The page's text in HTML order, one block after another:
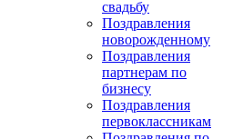
свадьбу
Поздравления
новорожденному
Поздравления
партнерам по
бизнесу
Поздравления
первоклассникам